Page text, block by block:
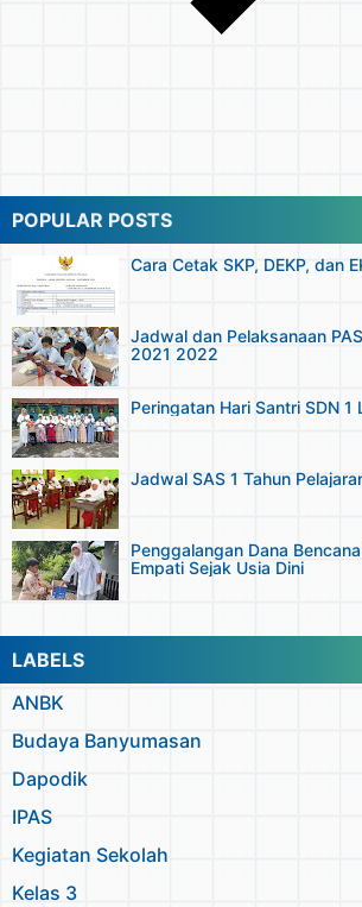
POPULAR POSTS
Cara Cetak SKP, DEKP, dan
Jadwal dan Pelaksanaan
2021 2022
Peringatan Hari Santri SDN 1
Jadwal SAS 1 Tahun
Penggalangan Dana
Empati Sejak Usia Dini
LABELS
ANBK
Budaya Banyumasan
Dapodik
IPAS
Kegiatan Sekolah
Kelas 3